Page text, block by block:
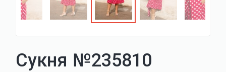
Сукня №235810